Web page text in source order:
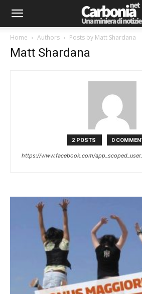
Home Authors Posts by Matt Shardana
Matt Shardana
2 POSTS 0
https://www.facebook.com/